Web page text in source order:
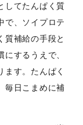
してたんぱく質
で、ソイプロテ
質補給の手段と
するうえで、
す。たんぱく
毎日こまめに補